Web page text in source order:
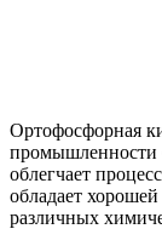
Ортофосфорная
промышленности
облегчает
обладает
различных